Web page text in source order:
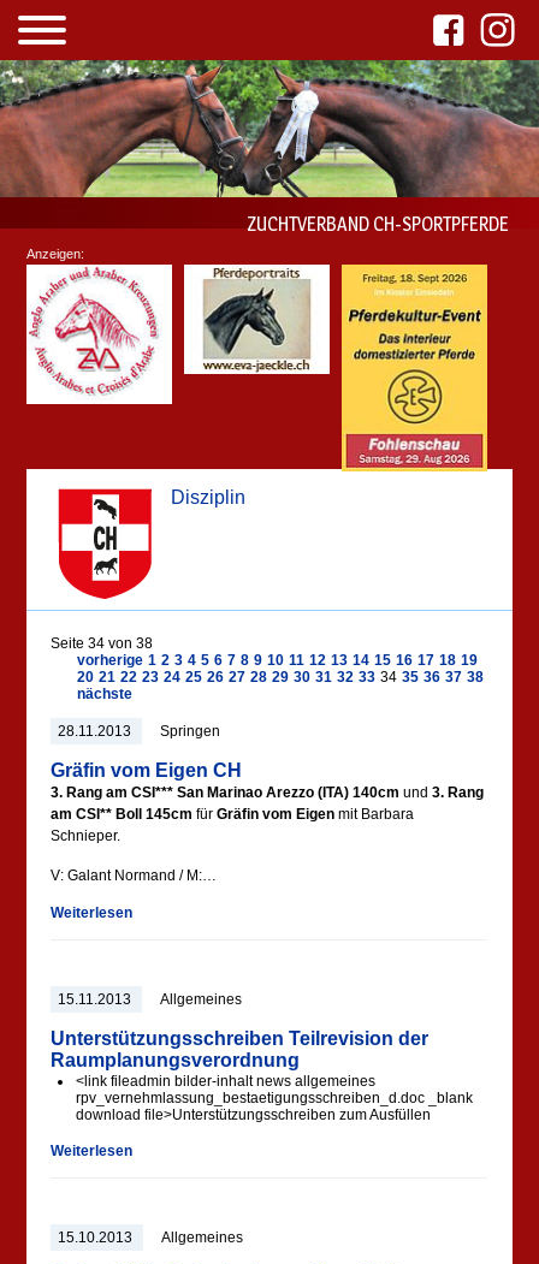
ZUCHTVERBAND CH-SPORTPFERDE
Disziplin
Seite 34 von 38
vorherige 1 2 3 4 5 6 7 8 9 10 11 12 13 14 15 16 17 18 19
20 21 22 23 24 25 26 27 28 29 30 31 32 33 34 35 36 37 38
nächste
28.11.2013 Springen
Gräfin vom Eigen CH
3. Rang am CSI*** San Marinao Arezzo (ITA) 140cmund 3. Rang
am CSI** Boll 145cmfür Gräfin vom Eigen mit Barbara
Schnieper.
V: Galant Normand / M:…
Weiterlesen
15.11.2013 Allgemeines
Unterstützungsschreiben Teilrevision der
Raumplanungsverordnung
<link fileadmin bilder-inhalt news allgemeines
rpv_vernehmlassung_bestaetigungsschreiben_d.doc _blank
download file>Unterstützungsschreiben zum Ausfüllen
Weiterlesen
15.10.2013 Allgemeines
Anzeigen: